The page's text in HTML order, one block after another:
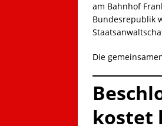
am Bahnhof
Bundesrepublik
Die
kostet